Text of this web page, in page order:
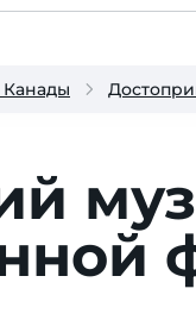
Канады